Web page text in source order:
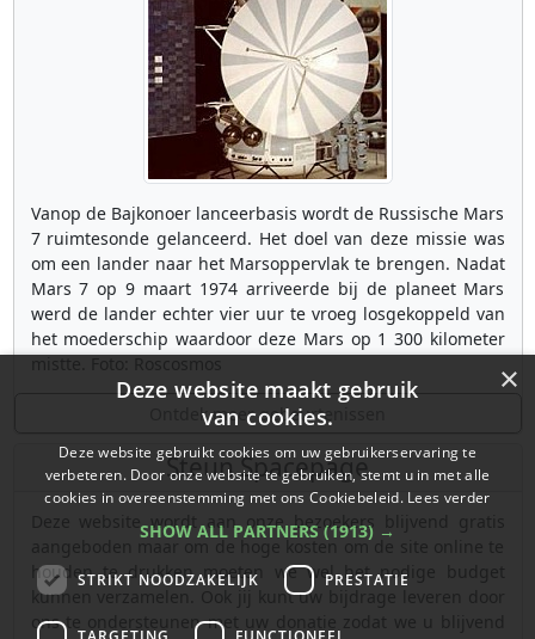
Vanop de Bajkonoer lanceerbasis wordt de Russische Mars
7 ruimtesonde gelanceerd. Het doel van deze missie was
om een lander naar het Marsoppervlak te brengen. Nadat
Mars 7 op 9 maart 1974 arriveerde bij de planeet Mars
werd de lander echter vier uur te vroeg losgekoppeld van
het moederschip waardoor deze Mars op 1 300 kilometer
Ontdek meer gebeurtenissen
Steun Spacepage
Deze website wordt aan onze bezoekers blijvend gratis
aangeboden maar om de hoge kosten om de site online te
houden te drukken moeten we wel het nodige budget
kunnen verzamelen. Ook jij kunt uw bijdrage leveren door
ons te ondersteunen met uw donatie zodat we u blijvend
×
Deze website maakt gebruik
van cookies.
Deze website gebruikt cookies om uw gebruikerservaring te
verbeteren. Door onze website te gebruiken, stemt u in met alle
cookies in overeenstemming met ons Cookiebeleid. Lees verder
SHOW ALL PARTNERS (1913) →
STRIKT NOODZAKELIJK PRESTATIE